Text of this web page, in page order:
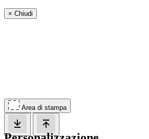
× Chiudi
Area di stampa